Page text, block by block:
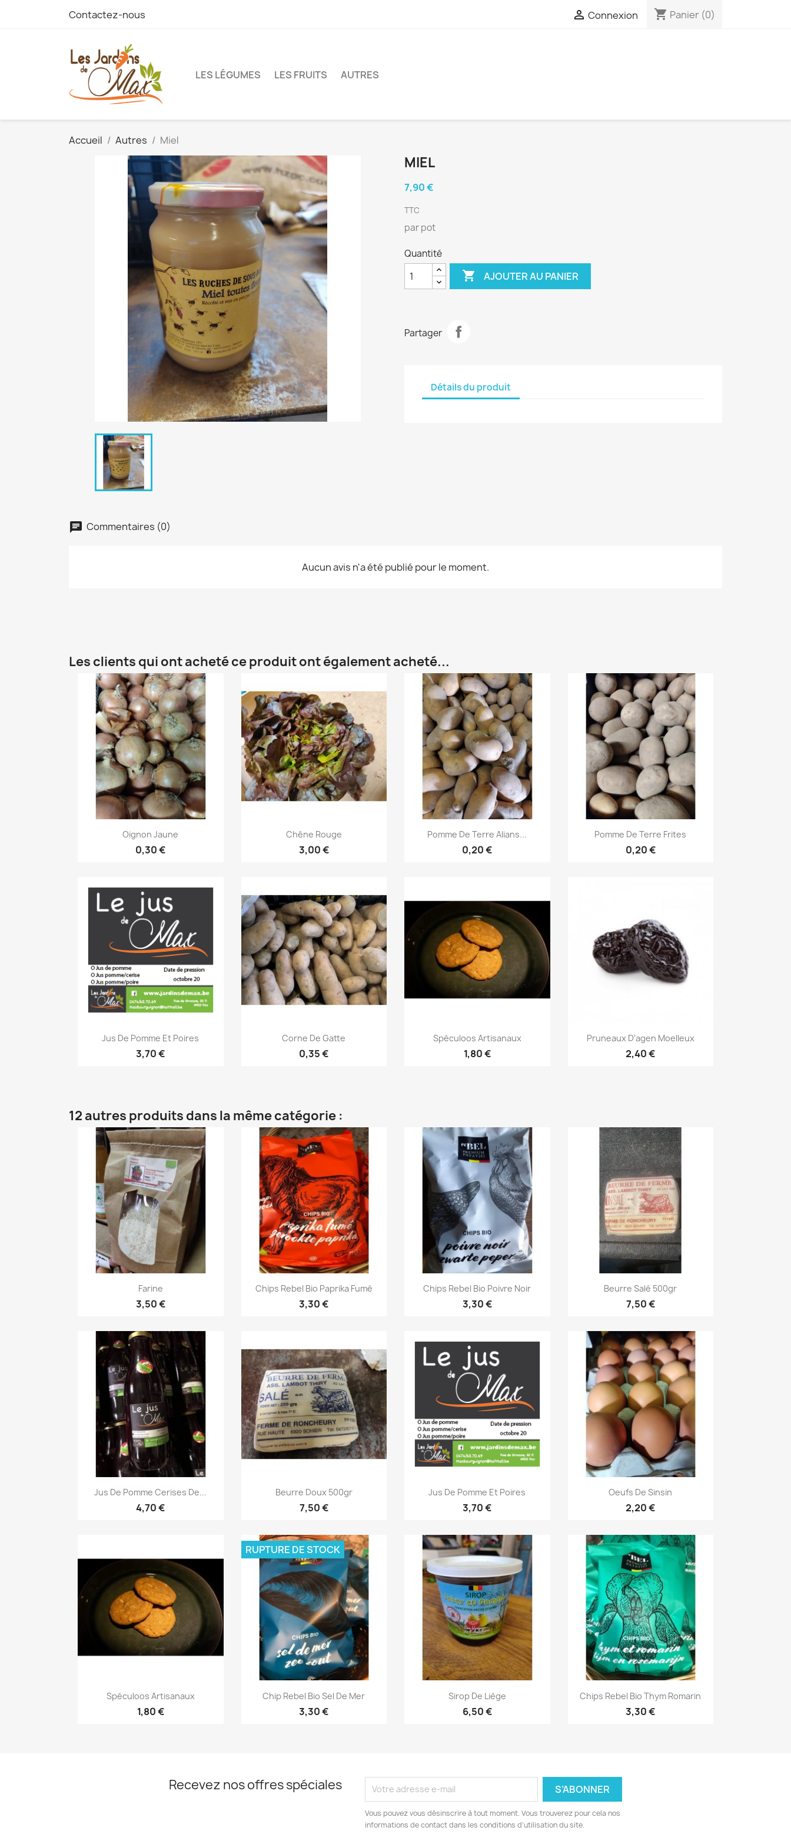
Contactez-nous  Connexion shopping_cart Panier (0)
LES LÉGUMES LES FRUITS AUTRES
Accueil Autres Miel
MIEL
7,90 €
TTC
par pot
Quantité
 AJOUTER AU PANIER
Partager
Détails du produit
Commentaires (0)
Aucun avis n'a été publié pour le moment.
Les clients qui ont acheté ce produit ont également acheté...
Aperçu rapide
Oignon Jaune
0,30 €
Aperçu rapide
Chêne Rouge
3,00 €
Aperçu rapide
Pomme De Terre Alians...
0,20 €
Aperçu rapide
Pomme De Terre Frites
0,20 €
Aperçu rapide
Jus De Pomme Et Poires
3,70 €
Aperçu rapide
Corne De Gatte
0,35 €
Aperçu rapide
Spéculoos Artisanaux
1,80 €
Aperçu rapide
Pruneaux D’agen Moelleux
2,40 €
12 autres produits dans la même catégorie :
Aperçu rapide
Farine
3,50 €
Aperçu rapide
Chips Rebel Bio Paprika Fumé
3,30 €
Aperçu rapide
Chips Rebel Bio Poivre Noir
3,30 €
Aperçu rapide
Beurre Salé 500gr
7,50 €
Aperçu rapide
Jus De Pomme Cerises De...
4,70 €
Aperçu rapide
Beurre Doux 500gr
7,50 €
Aperçu rapide
Jus De Pomme Et Poires
3,70 €
Aperçu rapide
Oeufs De Sinsin
2,20 €
Aperçu rapide
Spéculoos Artisanaux
1,80 €
Aperçu rapide
Chip Rebel Bio Sel De Mer
3,30 €
RUPTURE DE STOCK
Aperçu rapide
Sirop De Liège
6,50 €
Aperçu rapide
Chips Rebel Bio Thym Romarin
3,30 €
Recevez nos offres spéciales
Vous pouvez vous désinscrire à tout moment. Vous trouverez pour cela nos
informations de contact dans les conditions d'utilisation du site.